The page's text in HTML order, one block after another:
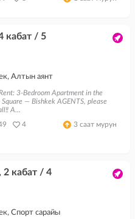
кабат / 5
Алтын аянт
3-Bedroom Apartment in the
Square — Bishkek AGENTS, please
A...
4 3 саат мурун
2 кабат / 4
Спорт сарайы